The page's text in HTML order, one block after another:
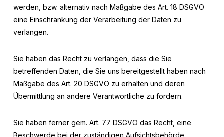
werden, bzw. alternativ nach Maßgabe des Art. 18 DSGVO
eine Einschränkung der Verarbeitung der Daten zu
verlangen.
Sie haben das Recht zu verlangen, dass die Sie
betreffenden Daten, die Sie uns bereitgestellt haben nach
Maßgabe des Art. 20 DSGVO zu erhalten und deren
Übermittlung an andere Verantwortliche zu fordern.
Sie haben ferner gem. Art. 77 DSGVO das Recht, eine
Beschwerde bei der zuständigen Aufsichtsbehörde